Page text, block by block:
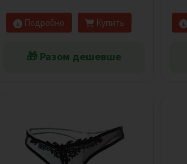
Подробно Купить
🎁 Разом дешевше